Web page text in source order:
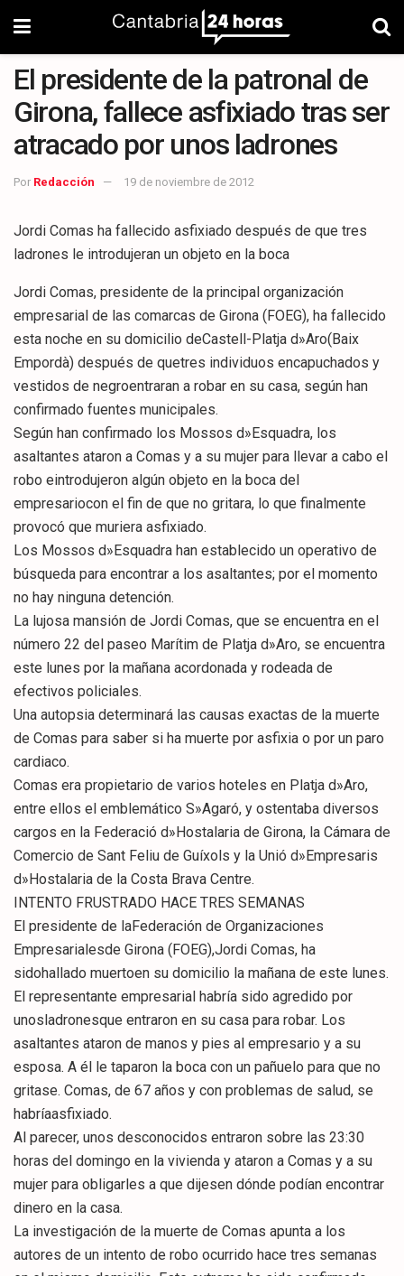
El presidente de la patronal de
Girona, fallece asfixiado tras ser
atracado por unos ladrones
Por Redacción 19 de noviembre de 2012
Jordi Comas ha fallecido asfixiado después de que tres
ladrones le introdujeran un objeto en la boca
Jordi Comas, presidente de la principal organización
empresarial de las comarcas de Girona (FOEG), ha fallecido
esta noche en su domicilio deCastell-Platja d»Aro(Baix
Empordà) después de quetres individuos encapuchados y
vestidos de negroentraran a robar en su casa, según han
confirmado fuentes municipales.
Según han confirmado los Mossos d»Esquadra, los
asaltantes ataron a Comas y a su mujer para llevar a cabo el
robo eintrodujeron algún objeto en la boca del
empresariocon el fin de que no gritara, lo que finalmente
provocó que muriera asfixiado.
Los Mossos d»Esquadra han establecido un operativo de
búsqueda para encontrar a los asaltantes; por el momento
no hay ninguna detención.
La lujosa mansión de Jordi Comas, que se encuentra en el
número 22 del paseo Marítim de Platja d»Aro, se encuentra
este lunes por la mañana acordonada y rodeada de
efectivos policiales.
Una autopsia determinará las causas exactas de la muerte
de Comas para saber si ha muerte por asfixia o por un paro
cardiaco.
Comas era propietario de varios hoteles en Platja d»Aro,
entre ellos el emblemático S»Agaró, y ostentaba diversos
cargos en la Federació d»Hostalaria de Girona, la Cámara de
Comercio de Sant Feliu de Guíxols y la Unió d»Empresaris
d»Hostalaria de la Costa Brava Centre.
INTENTO FRUSTRADO HACE TRES SEMANAS
El presidente de laFederación de Organizaciones
Empresarialesde Girona (FOEG),Jordi Comas, ha
sidohallado muertoen su domicilio la mañana de este lunes.
El representante empresarial habría sido agredido por
unosladronesque entraron en su casa para robar. Los
asaltantes ataron de manos y pies al empresario y a su
esposa. A él le taparon la boca con un pañuelo para que no
gritase. Comas, de 67 años y con problemas de salud, se
habríaasfixiado.
Al parecer, unos desconocidos entraron sobre las 23:30
horas del domingo en la vivienda y ataron a Comas y a su
mujer para obligarles a que dijesen dónde podían encontrar
dinero en la casa.
La investigación de la muerte de Comas apunta a los
autores de un intento de robo ocurrido hace tres semanas